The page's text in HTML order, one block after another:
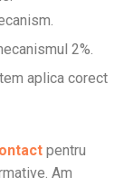
2%.
aplica corect
pentru
Am